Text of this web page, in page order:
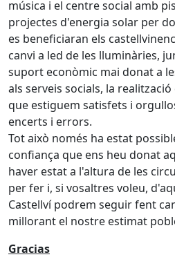
música i el centre social amb
projectes d'energia solar per
es beneficiaran els
canvi a led de les lluminàries,
suport econòmic mai donat a
als serveis socials, la
que estiguem satisfets i
encerts i errors.
Tot això només ha estat
confiança que ens heu donat
haver estat a l'altura de les
per fer i, si vosaltres voleu,
Castellví podrem seguir fent
millorant el nostre estimat
Gracias